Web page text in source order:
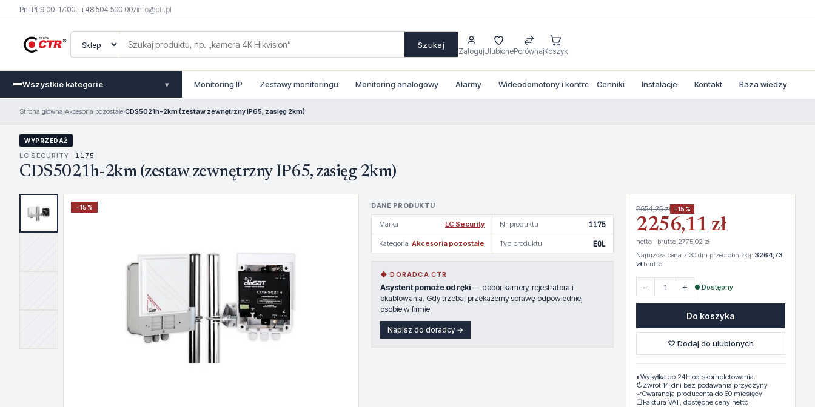
Pn–Pt 9:00–17:00 · +48 504 500 007info@ctr.pl
Szukaj
ZalogujUlubionePorównajKoszyk
Wszystkie kategorie ▾ Monitoring IP Zestawy monitoringu Monitoring analogowy Alarmy Wideodomofony i kontrola dostepu
Cenniki Instalacje Kontakt Baza wiedzy
Strona główna›Akcesoria pozostałe›CDS5021h-2km (zestaw zewnętrzny IP65, zasięg 2km)
WYPRZEDAŻ
LC SECURITY · 1175
CDS5021h-2km (zestaw zewnętrzny IP65, zasięg 2km)
−15% DANE PRODUKTU
Marka LC Security Nr produktu 1175
Kategoria Akcesoria pozostałe Typ produktu EOL
◆ DORADCA CTR
Asystent pomoże od ręki — dobór kamery, rejestratora i
okablowania. Gdy trzeba, przekażemy sprawę odpowiedniej
osobie w firmie.
Napisz do doradcy →
2654,25 zł −15%
2256,11 zł
netto · brutto 2775,02 zł
Najniższa cena z 30 dni przed obniżką: 3264,73
złbrutto
− + ● Dostępny
Do koszyka
♡ Dodaj do ulubionych
◐ Wysyłka do 24h od skompletowania.
↻Zwrot 14 dni bez podawania przyczyny
✓Gwarancja producenta do 60 miesięcy
▢Faktura VAT, dostępne ceny netto